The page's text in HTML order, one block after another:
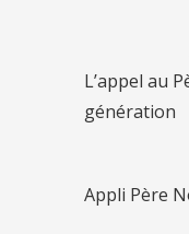
L’appel au
génération
Appli Père